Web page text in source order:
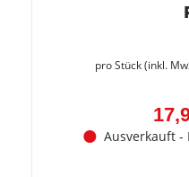
pro Stück (inkl.
Ausverkauft